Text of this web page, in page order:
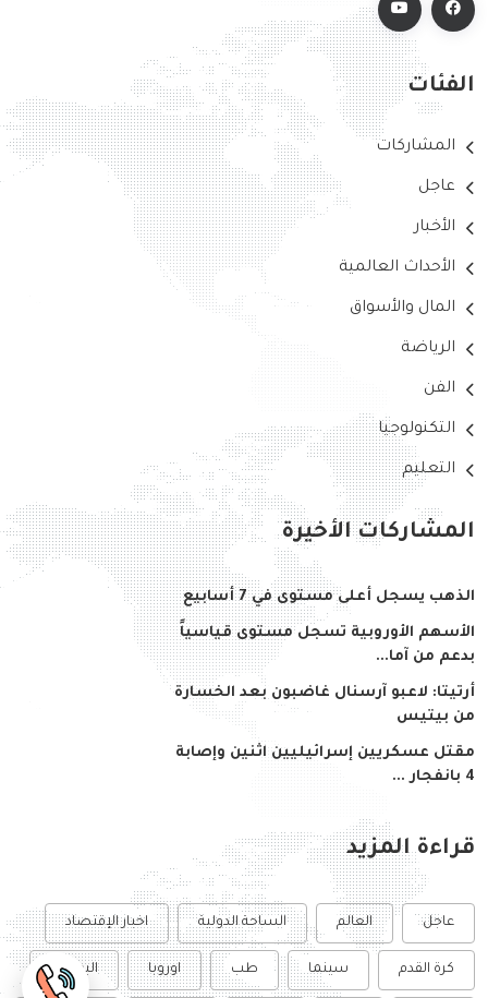
الفئات
المشاركات
عاجل
الأخبار
الأحداث العالمية
المال والأسواق
الرياضة
الفن
التكنولوجيا
التعليم
المشاركات الأخيرة
الذهب يسجل أعلى مستوى في 7 أسابيع
الأسهم الأوروبية تسجل مستوى قياسياً
بدعم من آما...
أرتيتا: لاعبو آرسنال غاضبون بعد الخسارة
من بيتيس
مقتل عسكريين إسرائيليين اثنين وإصابة
4 بانفجار ...
قراءة المزيد
عاجل العالم الساحة الدولية اخبار الإقتصاد
كرة القدم سينما طب اوروبا البورصة